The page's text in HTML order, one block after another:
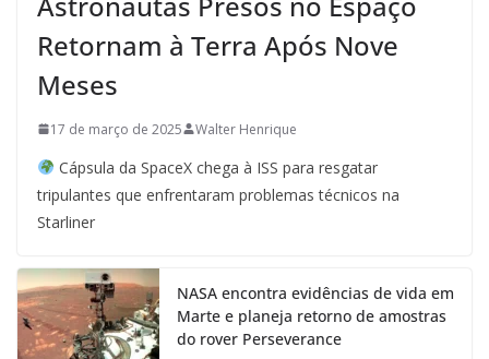
Retornam à Terra Após Nove
Meses
17 de março de 2025 Walter Henrique
Cápsula da SpaceX chega à ISS para resgatar
tripulantes que enfrentaram problemas técnicos na
Starliner
NASA encontra evidências de vida em
Marte e planeja retorno de amostras
do rover Perseverance